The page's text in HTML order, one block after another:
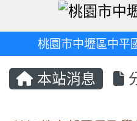
桃園市中壢區中平
本站消息